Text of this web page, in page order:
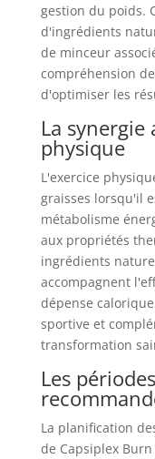
gestion du poids.
d'ingrédients
de minceur
compréhension
d'optimiser les
La synergie
physique
L'exercice
graisses lorsqu'il
métabolisme
aux propriétés
ingrédients
accompagnent
dépense
sportive et
transformation
Les
La planification
de Capsiplex